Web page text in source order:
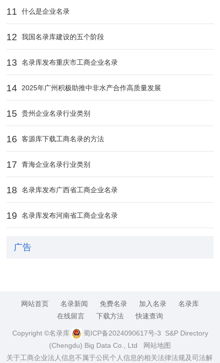
11 什么是企业名录
12 我国名录库建设的五个阶段
13 名录库发布重庆市工商企业名录
14 2025年广州积极助推中非水产合作高质量发展
15 贵州企业名录行业类别
16 客源库下载工商名录的方法
17 青海企业名录行业类别
18 名录库发布广西省工商企业名录
19 名录库发布河南省工商企业名录
广告
网站首页 名录新闻 免费名录 加入名录
名录库
在线留言
下载方法 快速查询
Copyright ©名录库 蜀ICP备2024090617号-3 S&P Directory
(Chengdu) Big Data Co., Ltd
网站地图
关于工商企业法人信息不属于公民个人信息的相关法律法规及司法解